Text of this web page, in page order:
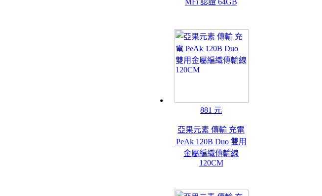
881 元
亞果元素 傳輸 充電
PeAk 120B Duo 雙用
金屬編織傳輸線
120CM